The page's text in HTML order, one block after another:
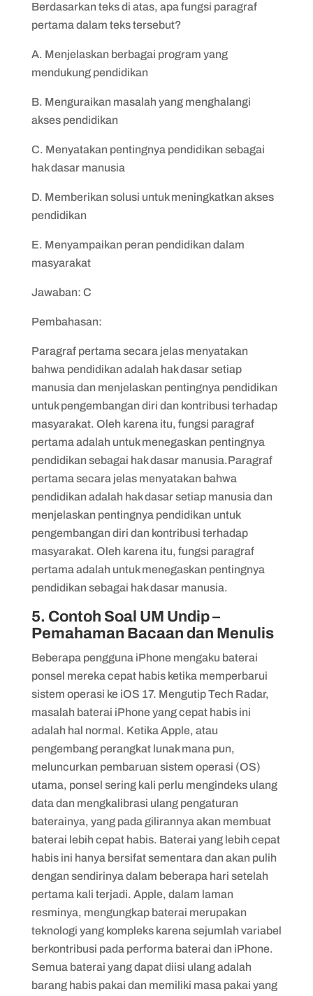
Berdasarkan teks di atas, apa fungsi paragraf
pertama dalam teks tersebut?
A. Menjelaskan berbagai program yang
mendukung pendidikan
B. Menguraikan masalah yang menghalangi
akses pendidikan
C. Menyatakan pentingnya pendidikan sebagai
hak dasar manusia
D. Memberikan solusi untuk meningkatkan akses
pendidikan
E. Menyampaikan peran pendidikan dalam
masyarakat
Jawaban: C
Pembahasan:
Paragraf pertama secara jelas menyatakan
bahwa pendidikan adalah hak dasar setiap
manusia dan menjelaskan pentingnya pendidikan
untuk pengembangan diri dan kontribusi terhadap
masyarakat. Oleh karena itu, fungsi paragraf
pertama adalah untuk menegaskan pentingnya
pendidikan sebagai hak dasar manusia.Paragraf
pertama secara jelas menyatakan bahwa
pendidikan adalah hak dasar setiap manusia dan
menjelaskan pentingnya pendidikan untuk
pengembangan diri dan kontribusi terhadap
masyarakat. Oleh karena itu, fungsi paragraf
pertama adalah untuk menegaskan pentingnya
pendidikan sebagai hak dasar manusia.
5. Contoh Soal UM Undip –
Pemahaman Bacaan dan Menulis
Beberapa pengguna iPhone mengaku baterai
ponsel mereka cepat habis ketika memperbarui
sistem operasi ke iOS 17. Mengutip Tech Radar,
masalah baterai iPhone yang cepat habis ini
adalah hal normal. Ketika Apple, atau
pengembang perangkat lunak mana pun,
meluncurkan pembaruan sistem operasi (OS)
utama, ponsel sering kali perlu mengindeks ulang
data dan mengkalibrasi ulang pengaturan
baterainya, yang pada gilirannya akan membuat
baterai lebih cepat habis. Baterai yang lebih cepat
habis ini hanya bersifat sementara dan akan pulih
dengan sendirinya dalam beberapa hari setelah
pertama kali terjadi. Apple, dalam laman
resminya, mengungkap baterai merupakan
teknologi yang kompleks karena sejumlah variabel
berkontribusi pada performa baterai dan iPhone.
Semua baterai yang dapat diisi ulang adalah
barang habis pakai dan memiliki masa pakai yang